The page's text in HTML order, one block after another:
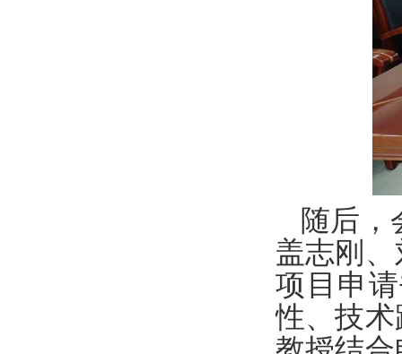
随后，
盖志刚
项目申
性、技